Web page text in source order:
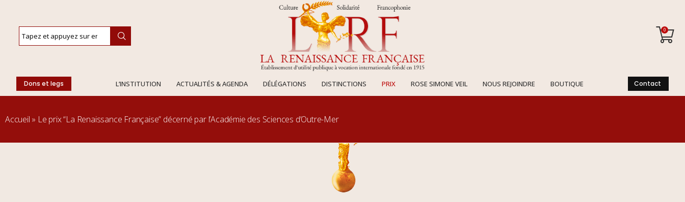
0
Dons et legs L’INSTITUTION ACTUALITÉS & AGENDA DÉLÉGATIONS DISTINCTIONS PRIX ROSE SIMONE VEIL NOUS REJOINDRE BOUTIQUE Contact
Accueil » Le prix “La Renaissance Française” décerné par l’Académie des Sciences d’Outre-Mer